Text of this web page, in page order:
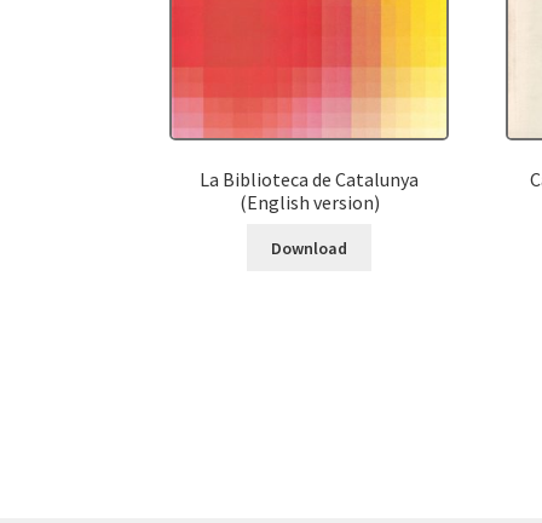
La Biblioteca de Catalunya
(English version)
Download